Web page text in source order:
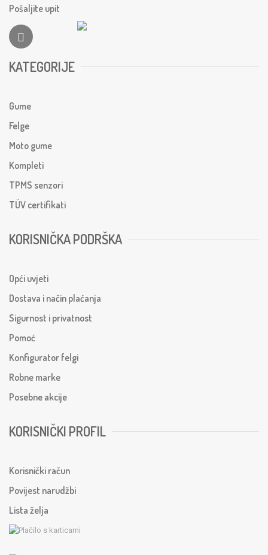
Pošaljite upit
KATEGORIJE
Gume
Felge
Moto gume
Kompleti
TPMS senzori
TÜV certifikati
KORISNIČKA PODRŠKA
Opći uvjeti
Dostava i način plaćanja
Sigurnost i privatnost
Pomoć
Konfigurator felgi
Robne marke
Posebne akcije
KORISNIČKI PROFIL
Korisnički račun
Povijest narudžbi
Lista želja